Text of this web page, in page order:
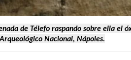
de Télefo raspando sobre ella el
Nacional, Nápoles.